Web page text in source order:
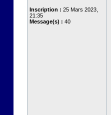
Inscription : 25 Mars 2023,
21:35
Message(s) : 40